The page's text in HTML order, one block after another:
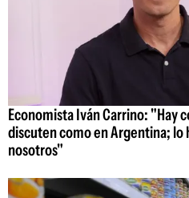
Economista Iván Carrino: "Hay
discuten como en Argentina; lo
nosotros"